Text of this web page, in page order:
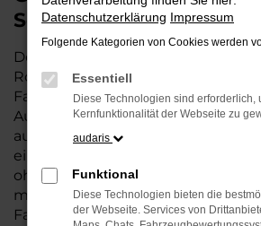
Schmidt + Koch
Der CUPRA Leon ist die perfekte
Rotenburg, die ein zuverlässiges
Fahrzeug suchen.Mit seiner
Ausstattung, der niedrigen
ausgezeichneten Pflege ist
eine kostengünstige Alternative
ohne auf Komfort und Qualität
müssen. Ob im Stadtverkehr
Fahrten, der Leon überzeugt
Datenschutzerklärung Impressum
Folgende Kategorien von Cookies werden
Essentiell
Diese Technologien sind erforderlich,
Kernfunktionalität der Webseite zu
audaris
Funktional
Diese Technologien bieten die
der Webseite. Services von